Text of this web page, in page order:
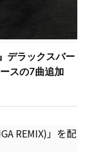
デラックスバー
スの7曲追加